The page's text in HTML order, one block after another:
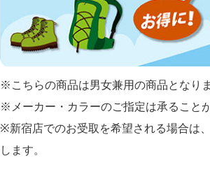
※こちらの商品は男女兼用の商品となり
※メーカー・カラーのご指定は承ること
※新宿店でのお受取を希望される場合は
します。